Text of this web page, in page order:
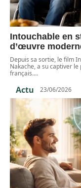
Intouchable en
d’œuvre
Depuis sa sortie, le film
Nakache, a su captiver
français.…
Actu 23/06/2026